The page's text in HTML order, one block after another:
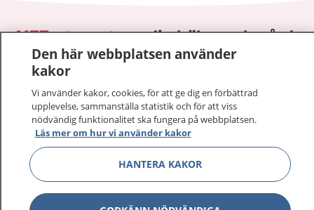
1177–tryggt om din hälsa och vård
På 1177.se får du råd om hälsa och information om
sjukdomar och vilka mottagningar du kan kontakta.
Logga in för att läsa din journal och göra dina
vårdärenden. Ring telefonnummer 1177 för
sjukvårdsrådgivning dygnet runt.
1177 ger dig råd när du vill må bättre.
Den här webbplatsen använder
kakor
Vi använder kakor, cookies, för att ge dig en förbättrad
upplevelse, sammanställa statistik och för att viss
nödvändig funktionalitet ska fungera på webbplatsen.
Läs mer om hur vi använder kakor
HANTERA KAKOR